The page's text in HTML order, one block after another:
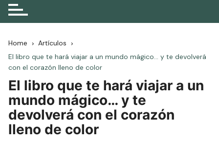
Home
Artículos
El libro que te hará viajar a un mundo mágico… y te devolverá
con el corazón lleno de color
El libro que te hará viajar a un
mundo mágico… y te
devolverá con el corazón
lleno de color